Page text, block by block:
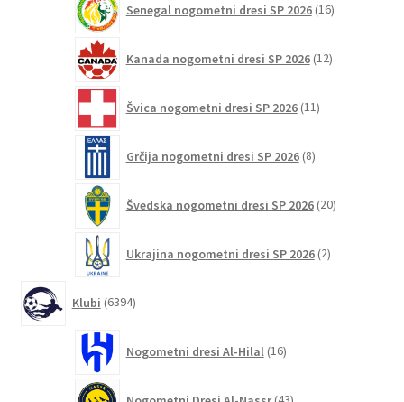
Senegal nogometni dresi SP 2026 16izdelkov
Kanada nogometni dresi SP 2026 12izdelkov
Švica nogometni dresi SP 2026 11izdelkov
Grčija nogometni dresi SP 2026 8izdelkov
Švedska nogometni dresi SP 2026 20izdelkov
Ukrajina nogometni dresi SP 2026 2izdelka
Klubi 6394izdelkov
Nogometni dresi Al-Hilal 16izdelkov